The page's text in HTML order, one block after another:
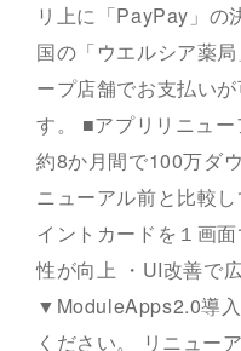
リ上に「PayPay」の
国の「ウエルシア薬
ープ店舗でお支払い
す。 ■アプリリニュ
約8か月間で100万ダ
ニューアル前と比較
イントカードを１画
性が向上 ・UI改善で
▼ModuleApps2.0導
ください。 リニュー